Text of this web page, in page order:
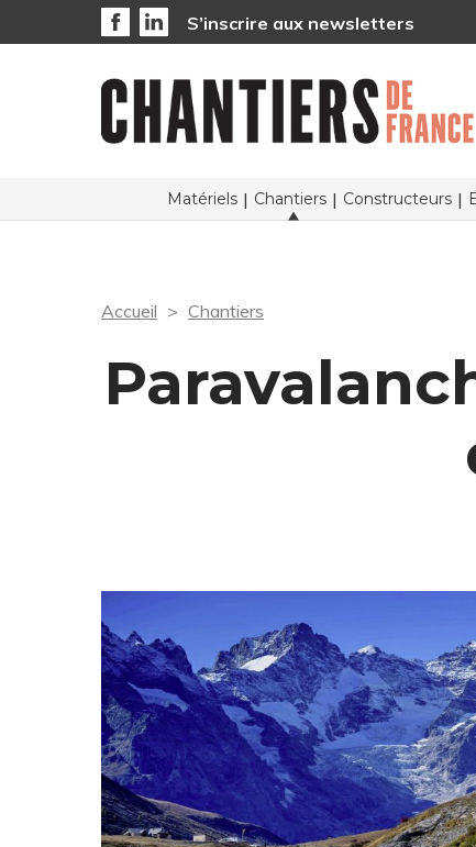
S’inscrire aux newsletters
Matériels Chantiers Constructeurs
Accueil Chantiers